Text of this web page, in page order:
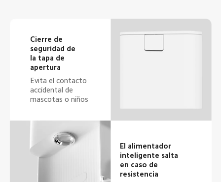
Cierre de
seguridad de
la tapa de
apertura
Evita el contacto
accidental de
mascotas o niños
El alimentador
inteligente salta
en caso de
resistencia